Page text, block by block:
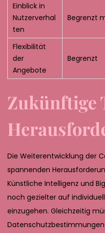
Einblick in
Nutzerverhal
ten
Begrenzt
Flexibilität
der
Angebote
Begrenzt
Zukünftige
Die Weiterentwicklung der
spannenden
Künstliche Intelligenz und
noch gezielter auf
einzugehen. Gleichzeitig